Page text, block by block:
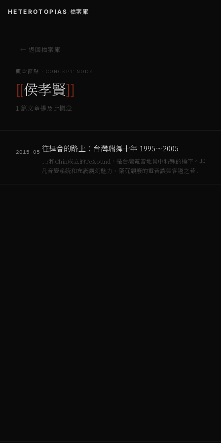
HETEROTOPIAS 檔案庫
← 返回檔案庫
概念節點 · CONCEPT NODE
[[侯孝賢]]
1 篇文章提及此概念
2015-05 往舞會的路上：台灣瑞舞十年 1995～2005
…r和Chin成立的TeXound，是台灣電音地景中特殊的標竿。非
凡音響系統和充滿魔幻魅力、深沉頹廢的電音讓舞客趨之若